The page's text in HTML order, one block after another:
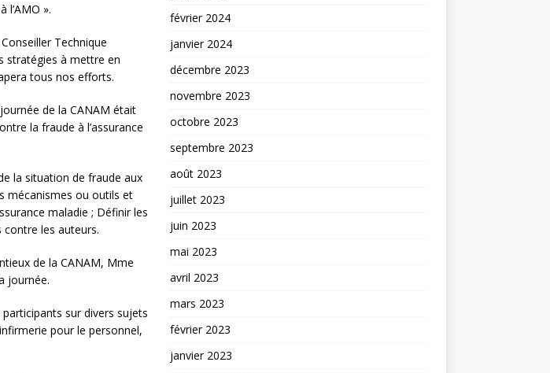
».
Technique
stratégies à mettre en
tous nos efforts.
de la CANAM était
la fraude à l’assurance
la situation de fraude aux
mécanismes ou outils et
maladie ; Définir les
les auteurs.
de la CANAM, Mme
journée.
sur divers sujets
pour le personnel,
février 2024
janvier 2024
décembre 2023
novembre 2023
octobre 2023
septembre 2023
août 2023
juillet 2023
juin 2023
mai 2023
avril 2023
mars 2023
février 2023
janvier 2023